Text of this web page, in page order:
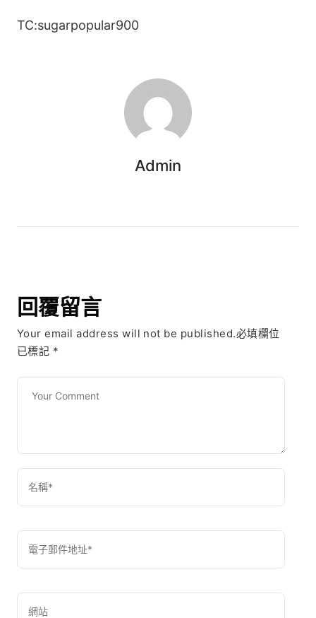
TC:sugarpopular900
Admin
回覆留言
Your email address will not be published.必填欄位
已標記 *